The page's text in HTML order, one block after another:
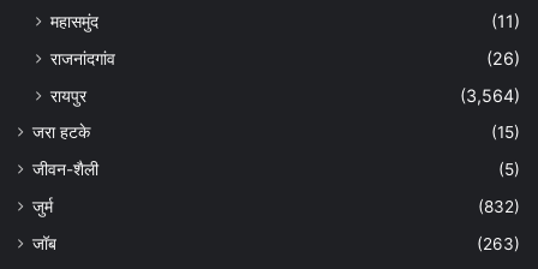
महासमुंद
(11)
राजनांदगांव
(26)
रायपुर
(3,564)
जरा हटके
(15)
जीवन-शैली
(5)
जुर्म
(832)
जॉब
(263)